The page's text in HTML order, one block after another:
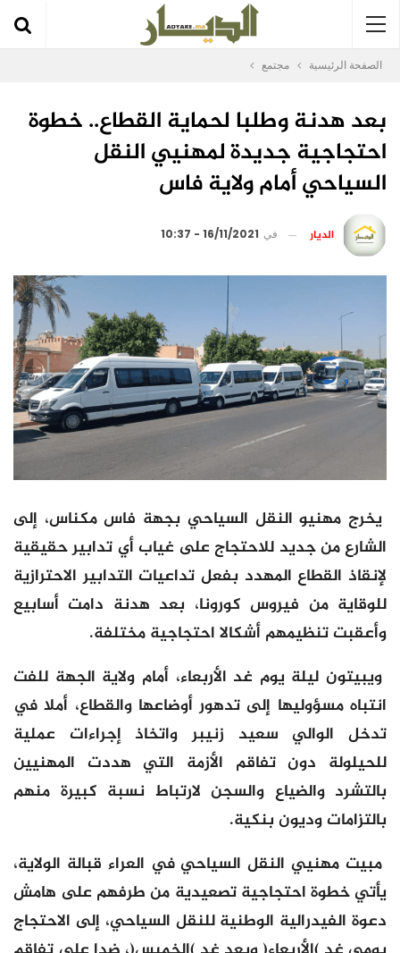
الصفحة الرئيسية مجتمع
بعد هدنة وطلبا لحماية القطاع.. خطوة
احتجاجية جديدة لمهنيي النقل
السياحي أمام ولاية فاس
الديار في 16/11/2021 - 10:37
يخرج مهنيو النقل السياحي بجهة فاس مكناس، إلى
الشارع من جديد للاحتجاج على غياب أي تدابير حقيقية
لإنقاذ القطاع المهدد بفعل تداعيات التدابير الاحترازية
للوقاية من فيروس كورونا، بعد هدنة دامت أسابيع
وأعقبت تنظيمهم أشكالا احتجاجية مختلفة.
ويبيتون ليلة يوم غد الأربعاء، أمام ولاية الجهة للفت
انتباه مسؤوليها إلى تدهور أوضاعها والقطاع، أملا في
تدخل الوالي سعيد زنيبر واتخاذ إجراءات عملية
للحيلولة دون تفاقم الأزمة التي هددت المهنيين
بالتشرد والضياع والسجن لارتباط نسبة كبيرة منهم
بالتزامات وديون بنكية.
مبيت مهنيي النقل السياحي في العراء قبالة الولاية،
يأتي خطوة احتجاجية تصعيدية من طرفهم على هامش
دعوة الفيدرالية الوطنية للنقل السياحي، إلى الاحتجاج